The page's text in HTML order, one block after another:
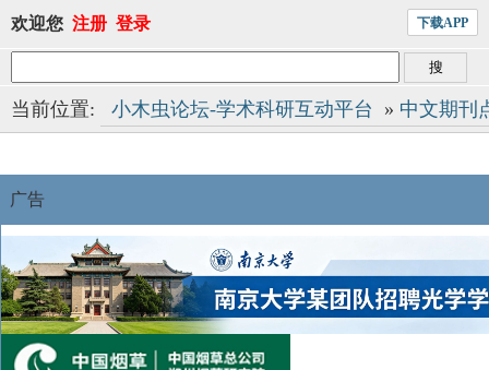
欢迎您 注册 登录 下载APP
当前位置: 小木虫论坛-学术科研互动平台 » 中文期刊
广告